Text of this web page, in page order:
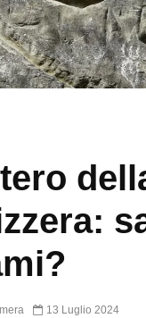
13 Luglio 2024